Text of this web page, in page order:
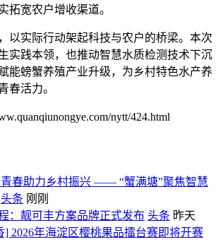
拓宽农户增收渠道。
以实际行动架起科技与农户的桥梁。本次
实践本领，也推动智慧水质检测技术下沉
能螃蟹养殖产业升级，为乡村特色水产养
春活力。
nytt/424.html
春助力乡村振兴 —— “蟹满塘”聚焦智慧
头条 刚刚
：靓可丰方案品牌正式发布 头条 昨天
] 2026年海淀区樱桃果品擂台赛即将开赛